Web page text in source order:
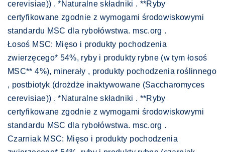
cerevisiae)) . *Naturalne składniki . **Ryby
certyfikowane zgodnie z wymogami środowiskowymi
standardu MSC dla rybołówstwa. msc.org .
Łosoś MSC: Mięso i produkty pochodzenia
zwierzęcego* 54%, ryby i produkty rybne (w tym łosoś
MSC** 4%), minerały , produkty pochodzenia roślinnego
, postbiotyk (drożdże inaktywowane (Saccharomyces
cerevisiae)) . *Naturalne składniki . **Ryby
certyfikowane zgodnie z wymogami środowiskowymi
standardu MSC dla rybołówstwa. msc.org .
Czarniak MSC: Mięso i produkty pochodzenia